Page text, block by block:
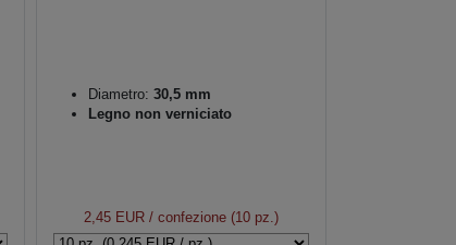
Diametro: 30,5 mm
Legno non verniciato
2,45 EUR/ confezione (10 pz.)